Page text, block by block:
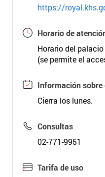
https://
Horario de
Horario del
(se permite el
Información sobre
Cierra los lunes.
Consultas
02-771-9951
Tarifa de uso